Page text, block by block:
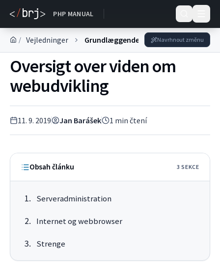
PHP MANUAL
DOKUMENTACE
/ Vejledninger Grundlæggende videnNavrhnout změnu
Oversigt over viden om
webudvikling
11. 9. 2019 Jan Barášek 1 min čtení
Obsah článku 3 SEKCE
Serveradministration
Internet og webbrowser
Strenge